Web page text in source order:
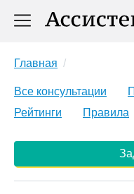
Главная
Все консультации
Рейтинги
Правила